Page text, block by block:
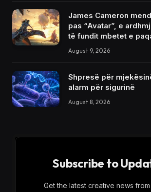
James Cameron
pas “Avatar”, e
të fundit mbetet e
August 9, 2026
Shpresë për
alarm për sigurinë
August 8, 2026
Subscribe to
Get the latest creative news from